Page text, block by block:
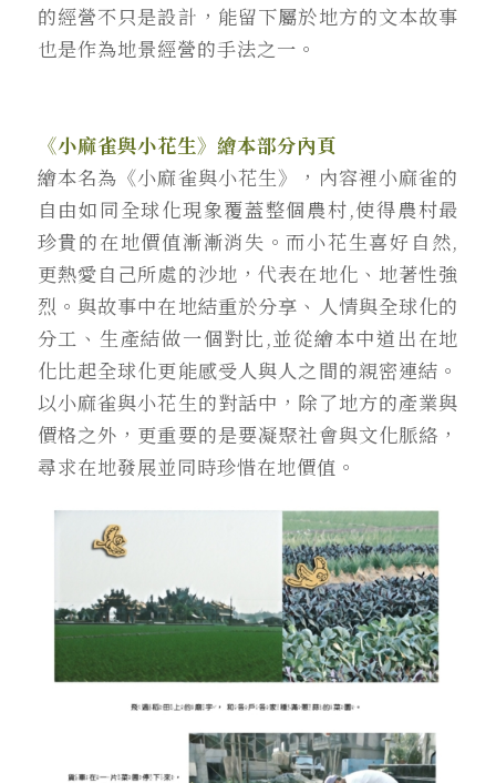
的經營不只是設計，能留下屬於地方的文本故事
也是作為地景經營的手法之一。
《小麻雀與小花生》繪本部分內頁
繪本名為《小麻雀與小花生》，內容裡小麻雀的
自由如同全球化現象覆蓋整個農村,使得農村最
珍貴的在地價值漸漸消失。而小花生喜好自然,
更熱愛自己所處的沙地，代表在地化、地著性強
烈。與故事中在地結重於分享、人情與全球化的
分工、生產結做一個對比,並從繪本中道出在地
化比起全球化更能感受人與人之間的親密連結。
以小麻雀與小花生的對話中，除了地方的產業與
價格之外，更重要的是要凝聚社會與文化脈絡，
尋求在地發展並同時珍惜在地價值。